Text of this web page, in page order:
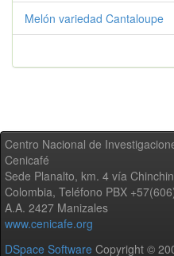
Melón variedad Cantaloupe
Centro Nacional de
Cenicafé
Sede Planalto, km. 4 vía
Colombia, Teléfono PBX
A.A. 2427 Manizales
www.cenicafe.org
DSpace Software Copyright ©